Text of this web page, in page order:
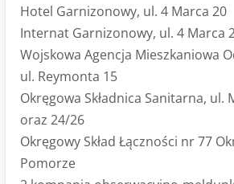
Hotel Garnizonowy, ul. 4 Marca 20
Internat Garnizonowy, ul. 4 Marca
Wojskowa Agencja Mieszkaniowa
ul. Reymonta 15
Okręgowa Składnica Sanitarna, ul.
oraz 24/26
Okręgowy Skład Łączności nr 77
Pomorze